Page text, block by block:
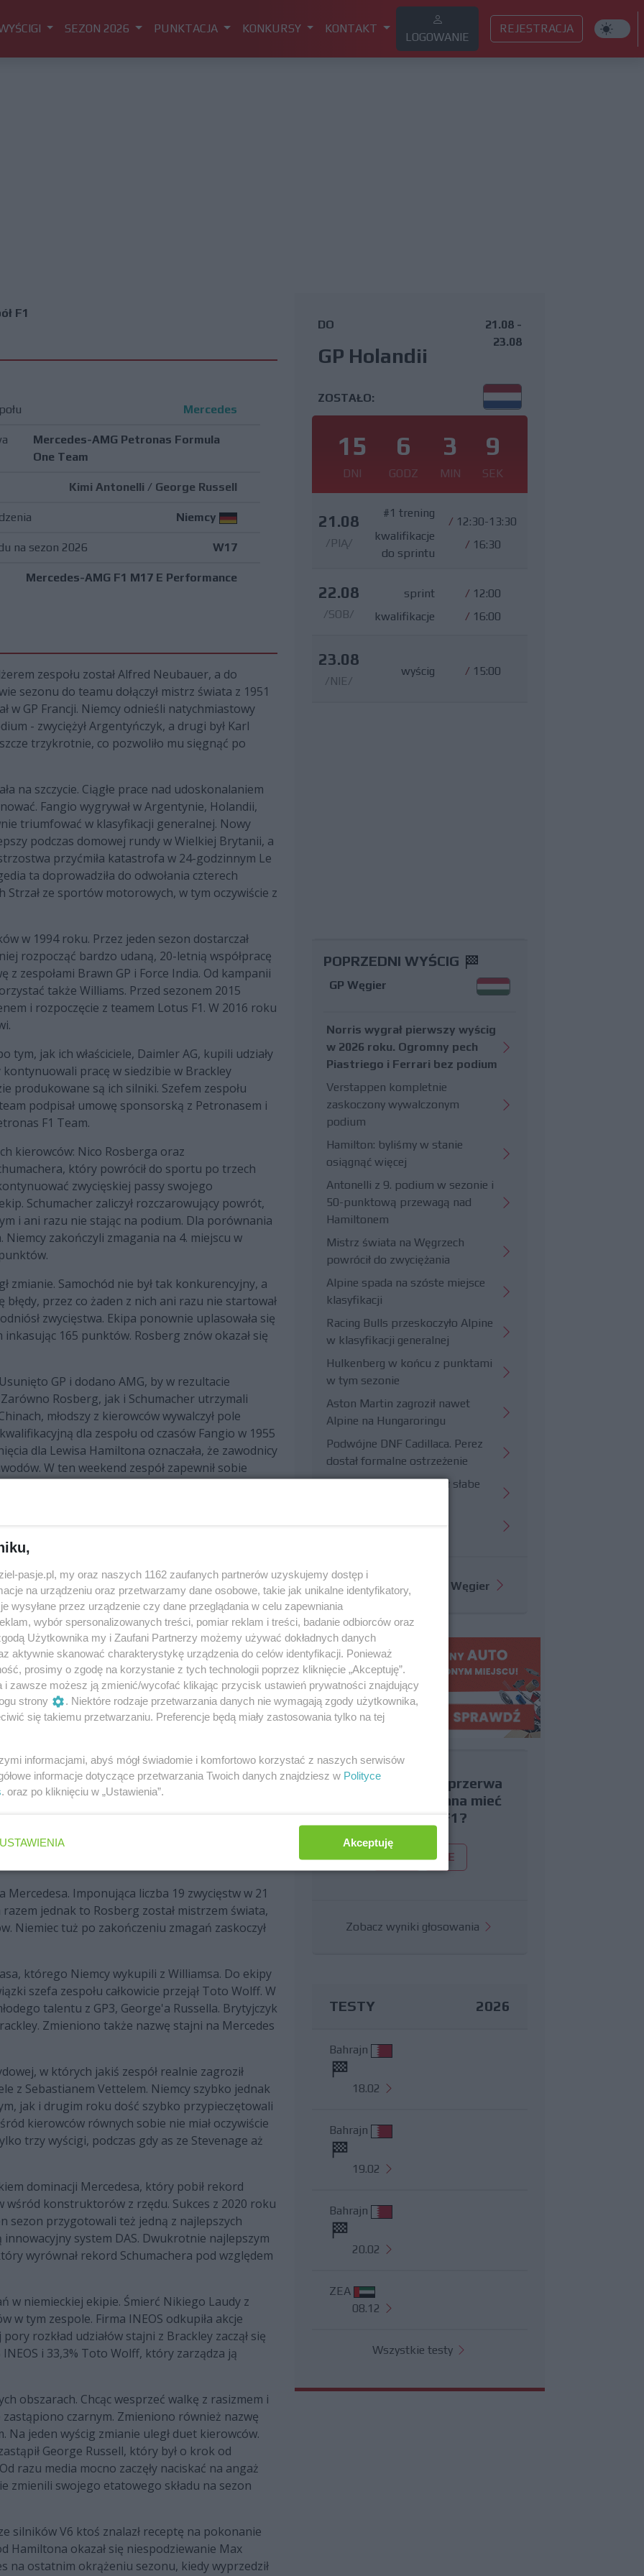
SEZON 2026 PUNKTACJA KONKURSY KONTAKT
LOGOWANIE
REJESTRACJA
F1
Mercedes
Mercedes-AMG Petronas Formula
One Team
Kimi Antonelli / George Russell
Niemcy
na sezon 2026 W17
Mercedes-AMG F1 M17 E Performance
zespołu został Alfred Neubauer, a do
sezonu do teamu dołączył mistrz świata z 1951
w GP Francji. Niemcy odnieśli natychmiastowy
- zwyciężył Argentyńczyk, a drugi był Karl
trzykrotnie, co pozwoliło mu sięgnąć po
na szczycie. Ciągłe prace nad udoskonalaniem
Fangio wygrywał w Argentynie, Holandii,
triumfować w klasyfikacji generalnej. Nowy
podczas domowej rundy w Wielkiej Brytanii, a
przyćmiła katastrofa w 24-godzinnym Le
ta doprowadziła do odwołania czterech
ze sportów motorowych, w tym oczywiście z
w 1994 roku. Przez jeden sezon dostarczał
rozpocząć bardzo udaną, 20-letnią współpracę
zespołami Brawn GP i Force India. Od kampanii
także Williams. Przed sezonem 2015
i rozpoczęcie z teamem Lotus F1. W 2016 roku
tym, jak ich właściciele, Daimler AG, kupili udziały
pracę w siedzibie w Brackley
produkowane są ich silniki. Szefem zespołu
podpisał umowę sponsorską z Petronasem i
F1 Team.
kierowców: Nico Rosberga oraz
który powrócił do sportu po trzech
zwycięskiej passy swojego
Schumacher zaliczył rozczarowujący powrót,
i ani razu nie stając na podium. Dla porównania
zakończyli zmagania na 4. miejscu w
zmianie. Samochód nie był tak konkurencyjny, a
przez co żaden z nich ani razu nie startował
zwycięstwa. Ekipa ponownie uplasowała się
165 punktów. Rosberg znów okazał się
GP i dodano AMG, by w rezultacie
Rosberg, jak i Schumacher utrzymali
młodszy z kierowców wywalczył pole
dla zespołu od czasów Fangio w 1955
dla Lewisa Hamiltona oznaczała, że zawodnicy
W ten weekend zespół zapewnił sobie
jako pierwszy przekroczył linię mety.
zespołowym z dorobkiem 162 punktów, a
w klasyfikacji kierowców.
podpisał kontrakt z zespołem, przez co
zastąpił Schumachera, który
weekendu w Monako niemiecki zawodnik zdobył
w ówczesnej kampanii. Rosberg dołożył później
triumfując po raz pierwszy dla Mercedesa.
na 2. miejscu w klasyfikacji konstruktorów.
z Brackley, ale doszło do pewnych zmian w
Ross Brawn, a jego obowiązki przejęli Toto
już pierwszą rundę w Australii, a Hamilton
zespołowego. Był to pierwszy finisz na
1955. Podczas weekendu w Rosji team zapewnił
zdominował premierowy rok ery V6
punktów. Ekipa mogła się także cieszyć
kierowców, ani w pozycji zespołu w tabelach.
sobie 1. miejsce w klasyfikacji
mógł świętować drugi z rzędu i trzeci w karierze
Imponująca liczba 19 zwycięstw w 21
jednak to Rosberg został mistrzem świata,
Niemiec tuż po zakończeniu zmagań zaskoczył
którego Niemcy wykupili z Williamsa. Do ekipy
szefa zespołu całkowicie przejął Toto Wolff. W
talentu z GP3, George'a Russella. Brytyjczyk
Zmieniono także nazwę stajni na Mercedes
w których jakiś zespół realnie zagroził
z Sebastianem Vettelem. Niemcy szybko jednak
jak i drugim roku dość szybko przypieczętowali
kierowców równych sobie nie miał oczywiście
trzy wyścigi, podczas gdy as ze Stevenage aż
dominacji Mercedesa, który pobił rekord
wśród konstruktorów z rzędu. Sukces z 2020 roku
sezon przygotowali też jedną z najlepszych
innowacyjny system DAS. Dwukrotnie najlepszym
wyrównał rekord Schumachera pod względem
w niemieckiej ekipie. Śmierć Nikiego Laudy z
w tym zespole. Firma INEOS odkupiła akcje
rozkład udziałów stajni z Brackley zaczął się
i 33,3% Toto Wolff, który zarządza ją
obszarach. Chcąc wesprzeć walkę z rasizmem i
czarnym. Zmieniono również nazwę
Na jeden wyścig zmianie uległ duet kierowców.
George Russell, który był o krok od
razu media mocno zaczęły naciskać na angaż
zmienili swojego etatowego składu na sezon
silników V6 ktoś znalazł receptę na pokonanie
Hamiltona okazał się niespodziewanie Max
na ostatnim okrążeniu sezonu, kiedy wyprzedził
DO
GP Holandii
21.08 -
23.08
ZOSTAŁO:
15
DNI
6
GODZ
3
MIN
8
SEK
21.08
/PIĄ/
#1 trening
kwalifikacje
do sprintu
/ 12:30-13:30
/ 16:30
22.08
/SOB/
sprint
kwalifikacje
/ 12:00
/ 16:00
23.08
/NIE/
wyścig / 15:00
POPRZEDNI WYŚCIG
GP Węgier
Norris wygrał pierwszy wyścig
w 2026 roku. Ogromny pech
Piastriego i Ferrari bez podium
Verstappen kompletnie
zaskoczony wywalczonym
podium
Hamilton: byliśmy w stanie
osiągnąć więcej
Antonelli z 9. podium w sezonie i
50-punktową przewagą nad
Hamiltonem
Mistrz świata na Węgrzech
powrócił do zwyciężania
Alpine spada na szóste miejsce
klasyfikacji
Racing Bulls przeskoczyło Alpine
w klasyfikacji generalnej
Hulkenberg w końcu z punktami
w tym sezonie
Aston Martin zagroził nawet
Alpine na Hungaroringu
Podwójne DNF Cadillaca. Perez
dostał formalne ostrzeżenie
Hungaroring potwierdził słabe
Więcej informacji o GP Węgier
Czy uważasz, że przerwa
wakacyjna powinna mieć
miejsce w F1?
TAK NIE
Zobacz wyniki głosowania
TESTY 2026
Bahrajn
18.02
Bahrajn
19.02
Bahrajn
20.02
ZEA
08.12
Wszystkie testy
pasje.pl, my oraz naszych 1162 zaufanych partnerów uzyskujemy dostęp i
na urządzeniu oraz przetwarzamy dane osobowe, takie jak unikalne identyfikatory,
wysyłane przez urządzenie czy dane przeglądania w celu zapewniania
wybór spersonalizowanych treści, pomiar reklam i treści, badanie odbiorców oraz
Użytkownika my i Zaufani Partnerzy możemy używać dokładnych danych
aktywnie skanować charakterystykę urządzenia do celów identyfikacji. Ponieważ
prosimy o zgodę na korzystanie z tych technologii poprzez kliknięcie „Akceptuję”.
i zawsze możesz ją zmienić/wycofać klikając przycisk ustawień prywatności znajdujący
strony
. Niektóre rodzaje przetwarzania danych nie wymagają zgody użytkownika,
się takiemu przetwarzaniu. Preferencje będą miały zastosowania tylko na tej
informacjami, abyś mógł świadomie i komfortowo korzystać z naszych serwisów
informacje dotyczące przetwarzania Twoich danych znajdziesz w Polityce
. oraz po kliknięciu w „Ustawienia”.
USTAWIENIA Akceptuję